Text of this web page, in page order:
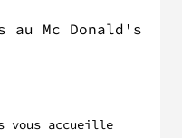
au Mc Donald's
vous accueille